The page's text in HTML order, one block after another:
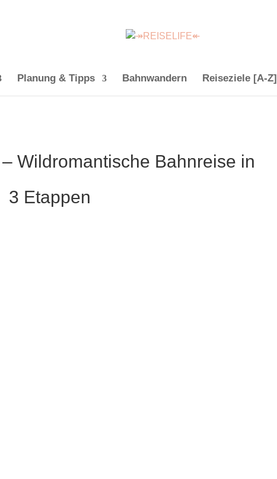
Planung & Tipps Bahnwandern Reiseziele [A-Z]
Wildromantische Bahnreise in
3 Etappen